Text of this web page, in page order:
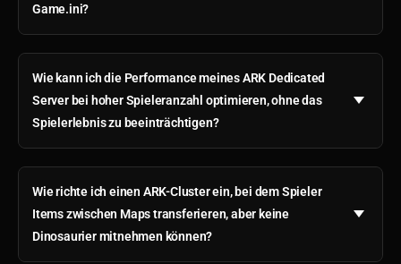
Game.ini?
Wie kann ich die Performance meines ARK Dedicated
Server bei hoher Spieleranzahl optimieren, ohne das
Spielerlebnis zu beeinträchtigen?
Wie richte ich einen ARK-Cluster ein, bei dem Spieler
Items zwischen Maps transferieren, aber keine
Dinosaurier mitnehmen können?